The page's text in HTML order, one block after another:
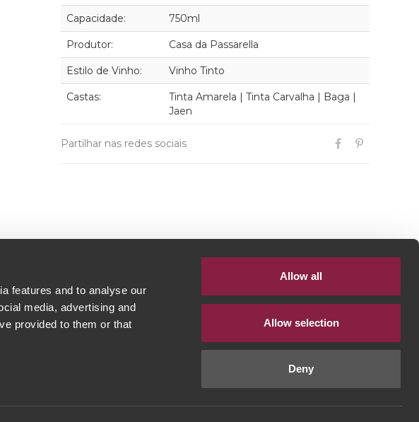
features and to analyse our
media, advertising and
provided to them or that
Allow all
Allow selection
Deny
Capacidade: 750ml
Produtor: Casa da Passarella
Estilo de Vinho: Vinho Tinto
Castas:
Tinta Amarela | Tinta Carvalha | Baga |
Jaen
Partilhar nas redes sociais